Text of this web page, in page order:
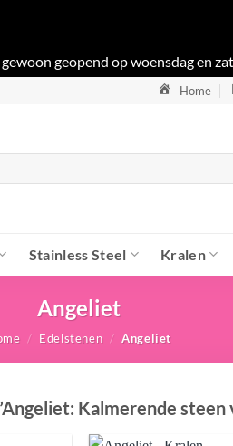
geopend op woensdag en
Home
Stainless Steel Kralen
Angeliet
/ Edelstenen / Angeliet
Kalmerende